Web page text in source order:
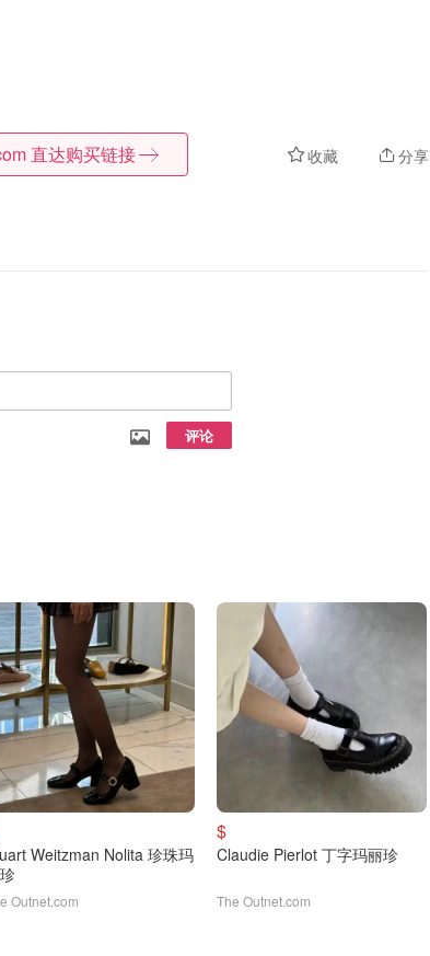
收藏 分享
直达购买链接
评论
Weitzman Nolita 珍珠玛
Outnet.com
$
Claudie Pierlot 丁字玛丽珍
The Outnet.com